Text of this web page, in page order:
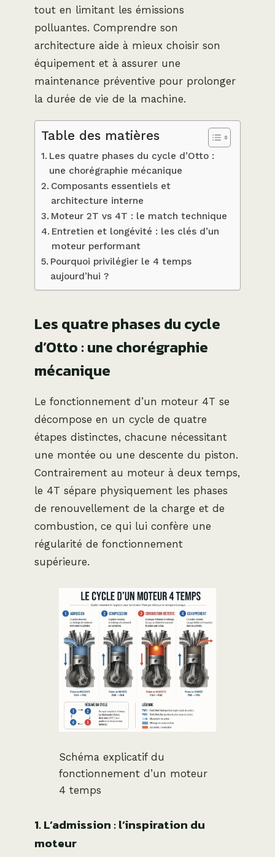
tout en limitant les émissions
polluantes. Comprendre son
architecture aide à mieux choisir son
équipement et à assurer une
maintenance préventive pour prolonger
la durée de vie de la machine.
Table des matières
Les quatre phases du cycle d’Otto :
une chorégraphie mécanique
Composants essentiels et
architecture interne
Moteur 2T vs 4T : le match technique
Entretien et longévité : les clés d’un
moteur performant
Pourquoi privilégier le 4 temps
aujourd’hui ?
Les quatre phases du cycle
d’Otto : une chorégraphie
mécanique
Le fonctionnement d’un moteur 4T se
décompose en un cycle de quatre
étapes distinctes, chacune nécessitant
une montée ou une descente du piston.
Contrairement au moteur à deux temps,
le 4T sépare physiquement les phases
de renouvellement de la charge et de
combustion, ce qui lui confère une
régularité de fonctionnement
supérieure.
Schéma explicatif du
fonctionnement d’un moteur
4 temps
1. L’admission : l’inspiration du
moteur